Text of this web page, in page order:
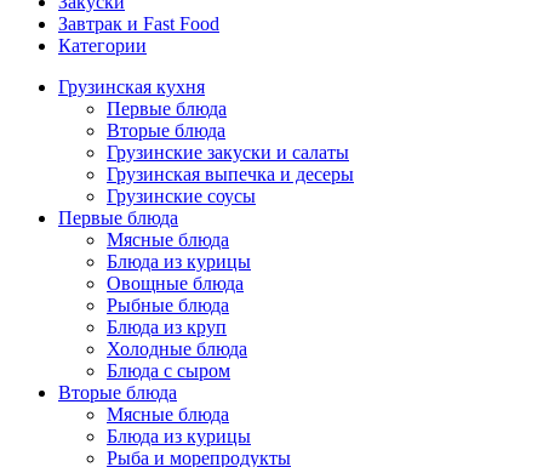
Завтрак и Fast Food
Категории
Грузинская кухня
Первые блюда
Вторые блюда
Грузинские закуски и салаты
Грузинская выпечка и десеры
Грузинские соусы
Первые блюда
Мясные блюда
Блюда из курицы
Овощные блюда
Рыбные блюда
Блюда из круп
Холодные блюда
Блюда с сыром
Вторые блюда
Мясные блюда
Блюда из курицы
Рыба и морепродукты